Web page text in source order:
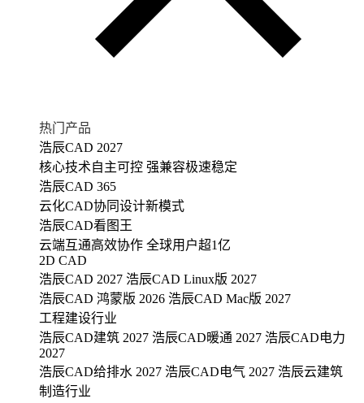
热门产品
浩辰CAD 2027
核心技术自主可控 强兼容极速稳定
浩辰CAD 365
云化CAD协同设计新模式
浩辰CAD看图王
云端互通高效协作 全球用户超1亿
2D CAD
浩辰CAD 2027 浩辰CAD Linux版 2027
浩辰CAD 鸿蒙版 2026 浩辰CAD Mac版 2027
工程建设行业
浩辰CAD建筑 2027 浩辰CAD暖通 2027 浩辰CAD电力
2027
浩辰CAD给排水 2027 浩辰CAD电气 2027 浩辰云建筑
制造行业